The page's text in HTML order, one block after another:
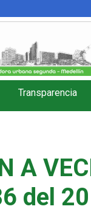
Transparencia
A
del